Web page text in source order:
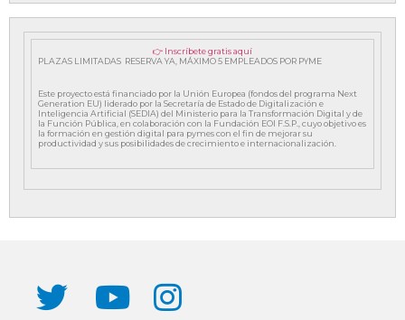
👉 Inscríbete gratis aquí
PLAZAS LIMITADAS RESERVA YA, MÁXIMO 5 EMPLEADOS POR PYME
Este proyecto está financiado por la Unión Europea (fondos del programa Next
Generation EU) liderado por la Secretaría de Estado de Digitalización e
Inteligencia Artificial (SEDIA) del Ministerio para la Transformación Digital y de
la Función Pública, en colaboración con la Fundación EOI F.S.P., cuyo objetivo es
la formación en gestión digital para pymes con el fin de mejorar su
productividad y sus posibilidades de crecimiento e internacionalización.